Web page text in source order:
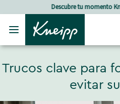
Skip to main content
Skip to footer contentCuidado holístico para
Trucos clave para
evitar